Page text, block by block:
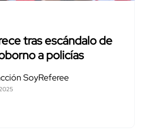
tras escándalo de
a policías
SoyReferee